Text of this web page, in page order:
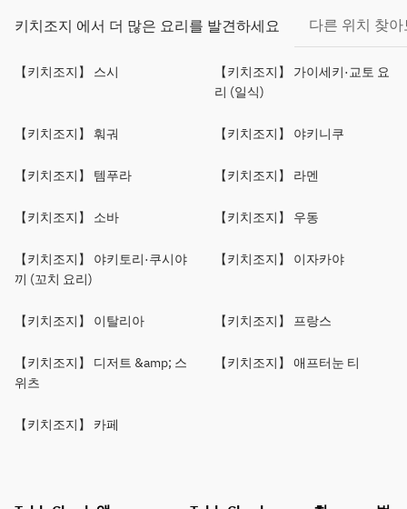
키치조지 에서 더 많은 요리를 발견하세요 다른 위치 찾
【키치조지】 스시
【키치조지】 가이세키·교토 요
리 (일식)
【키치조지】 훠궈 【키치조지】 야키니쿠
【키치조지】 템푸라 【키치조지】 라멘
【키치조지】 소바 【키치조지】 우동
【키치조지】 야키토리·쿠시야
끼 (꼬치 요리)
【키치조지】 이자카야
【키치조지】 이탈리아 【키치조지】 프랑스
【키치조지】 디저트 &amp; 스
위츠
【키치조지】 애프터눈 티
【키치조지】 카페